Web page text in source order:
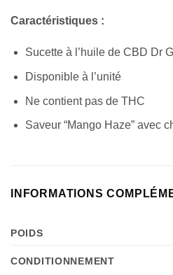
Caractéristiques :
Sucette à l’huile de CBD Dr
Disponible à l’unité
Ne contient pas de THC
Saveur “Mango Haze” avec
INFORMATIONS
POIDS
CONDITIONNEMENT